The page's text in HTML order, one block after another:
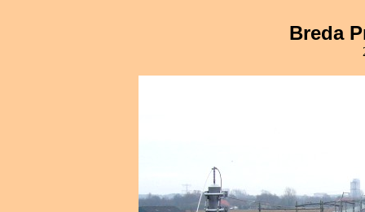
Breda